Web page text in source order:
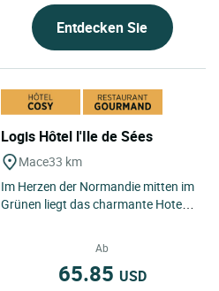
Entdecken Sie
Logis Hôtel l'Ile de Sées
Mace33 km
Im Herzen der Normandie mitten im
Grünen liegt das charmante Hotel
Ab
65.85 USD